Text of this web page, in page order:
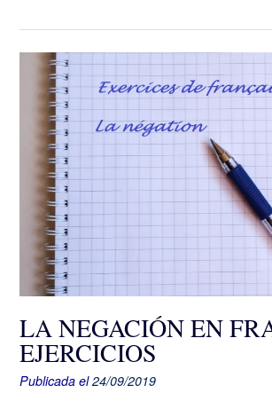
LA NEGACIÓN EN
EJERCICIOS
Publicada el24/09/2019